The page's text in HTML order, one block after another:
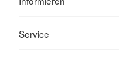
Service